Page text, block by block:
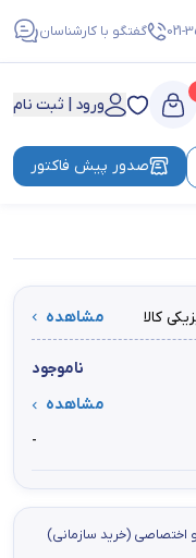
021- گفتگو با کارشناسان
ورود | ثبت نام
صدور پیش فاکتور
کالا مشاهده
ناموجود
مشاهده
-
اختصاصي (خرید سازمانی)